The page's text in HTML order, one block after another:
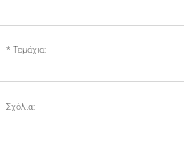
Τεμάχια:
Σχόλια: